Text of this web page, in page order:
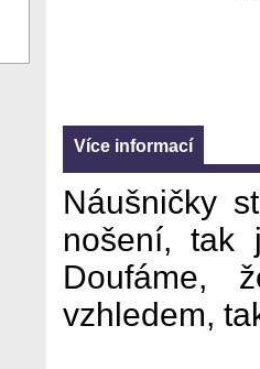
Více informací
Náušničky
nošení, tak
Doufáme,
vzhledem,